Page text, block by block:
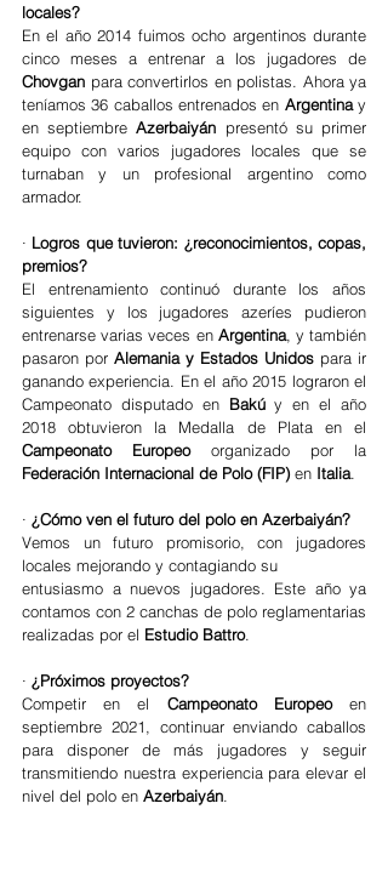
locales?
En el año 2014 fuimos ocho argentinos durante
Chovgan para convertirlos en polistas. Ahora ya
teníamos 36 caballos entrenados en Argentina y
en septiembre Azerbaiyán presentó su primer
equipo con varios jugadores locales que se
turnaban y un profesional argentino como
armador.
· Logros que tuvieron: ¿reconocimientos, copas,
premios?
El entrenamiento continuó durante los años
siguientes y los jugadores azeríes pudieron
entrenarse varias veces en Argentina, y también
pasaron por Alemania y Estados Unidos para ir
ganando experiencia. En el año 2015 lograron el
Campeonato disputado en Bakú y en el año
Campeonato Europeo
Federación Internacional de Polo (FIP) en Italia.
· ¿Cómo ven el futuro del polo en Azerbaiyán?
Vemos un futuro promisorio, con jugadores
locales mejorando y contagiando su
entusiasmo a nuevos jugadores. Este año ya
contamos con 2 canchas de polo reglamentarias
realizadas por el Estudio Battro.
· ¿Próximos proyectos?
Competir en el Campeonato Europeo en
septiembre 2021, continuar enviando caballos
para disponer de más jugadores y seguir
transmitiendo nuestra experiencia para elevar el
nivel del polo en Azerbaiyán.